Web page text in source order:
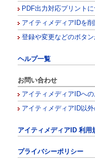
PDF出力対応プリント
アイティメディアIDを
登録や変更などのボタ
ヘルプ一覧
お問い合わせ
アイティメディアIDへ
アイティメディアID以
アイティメディアID 利用
プライバシーポリシー